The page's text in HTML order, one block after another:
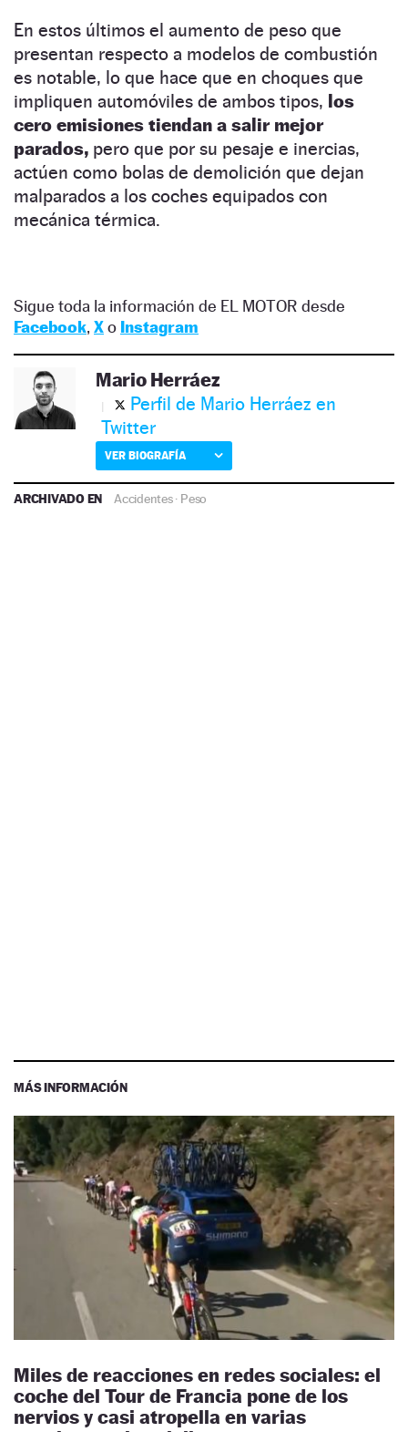
En estos últimos el aumento de peso que
presentan respecto a modelos de combustión
es notable, lo que hace que en choques que
impliquen automóviles de ambos tipos, los
cero emisiones tiendan a salir mejor
parados, pero que por su pesaje e inercias,
actúen como bolas de demolición que dejan
malparados a los coches equipados con
mecánica térmica.
Sigue toda la información de EL MOTOR desde
Facebook, Xo Instagram
Mario Herráez
Perfil de Mario Herráez en
Twitter
VER BIOGRAFÍA
ARCHIVADO EN Accidentes· Peso
MÁS INFORMACIÓN
Miles de reacciones en redes sociales: el
coche del Tour de Francia pone de los
nervios y casi atropella en varias